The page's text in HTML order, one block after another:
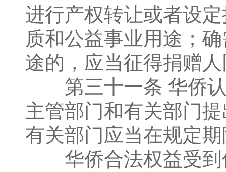
进行产权转让或者设
质和公益事业用途；
途的，应当征得捐赠
第三十一条 华侨认
主管部门和有关部门
有关部门应当在规定
华侨合法权益受到